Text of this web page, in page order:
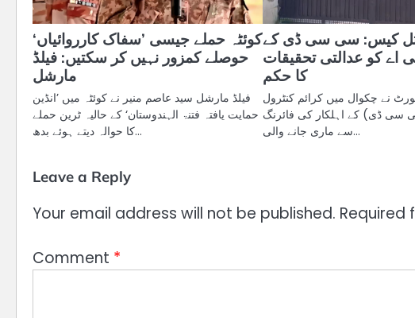
کوئٹہ حملے جیسی ’سفاک کارروائیاں‘
حوصلے کمزور نہیں کر سکتیں: فیلڈ
مارشل
فیلڈ مارشل سید عاصم منیر نے کوئٹہ میں ’انڈین
حمایت یافتہ فتنۃ الہندوستان‘ کے حالیہ ٹرین حملے
کا حوالہ دیتے ہوئے بدھ…
قتل کیس: سی سی ڈی کے
اے کو عدالتی تحقیقات
کا حکم
نے چکوال میں کرائم کنٹرول
سی ڈی) کے اہلکار کی فائرنگ
سے ماری جانے والی…
Leave a Reply
Your email address will not be published. Required
Comment *